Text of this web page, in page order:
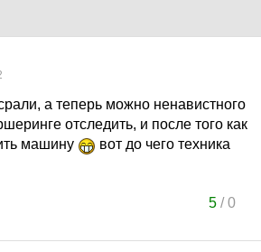
а теперь можно ненавистного
отследить, и после того как
машину
вот до чего техника
5/0